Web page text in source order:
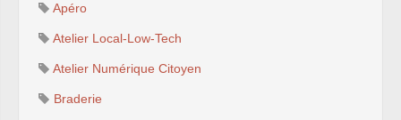
Apéro
Atelier Local-Low-Tech
Atelier Numérique Citoyen
Braderie